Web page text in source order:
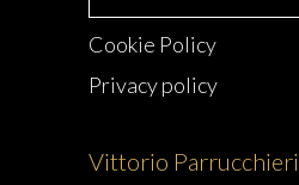
Cookie Policy
Privacy policy
Vittorio Parrucchieri